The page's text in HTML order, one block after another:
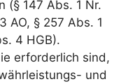
(§ 147 Abs. 1 Nr.
AO, § 257 Abs. 1
4 HGB).
erforderlich sind,
und